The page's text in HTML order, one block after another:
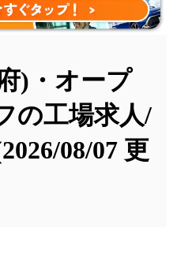
)・オープ
の工場求人/
08/07 更